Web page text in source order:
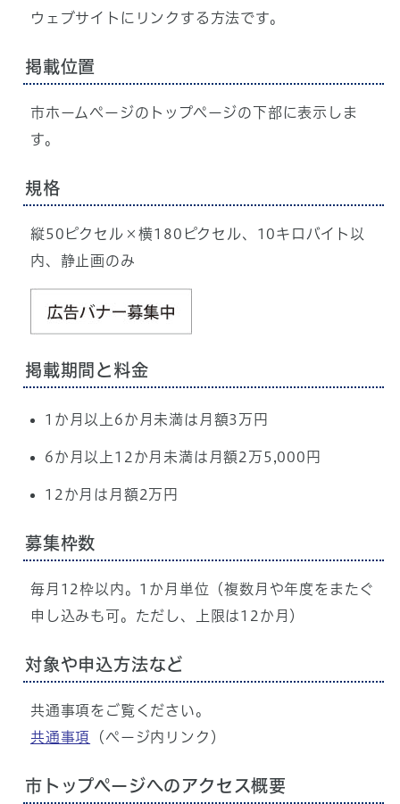
ウェブサイトにリンクする方法です。
掲載位置
市ホームページのトップページの下部に表示しま
す。
規格
縦50ピクセル×横180ピクセル、10キロバイト以
内、静止画のみ
掲載期間と料金
1か月以上6か月未満は月額3万円
6か月以上12か月未満は月額2万5,000円
12か月は月額2万円
募集枠数
毎月12枠以内。1か月単位（複数月や年度をまたぐ
申し込みも可。ただし、上限は12か月）
対象や申込方法など
共通事項をご覧ください。
共通事項
（ページ内リンク）
市トップページへのアクセス概要